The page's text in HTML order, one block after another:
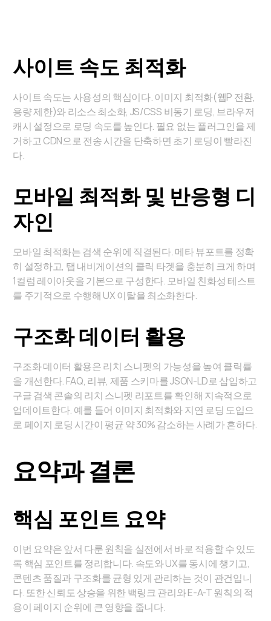
사이트 속도 최적화
사이트 속도는 사용성의 핵심이다. 이미지 최적화(웹P 전환,
용량 제한)와 리소스 최소화, JS/CSS 비동기 로딩, 브라우저
캐시 설정으로 로딩 속도를 높인다. 필요 없는 플러그인을 제
거하고 CDN으로 전송 시간을 단축하면 초기 로딩이 빨라진
다.
모바일 최적화 및 반응형 디
자인
모바일 최적화는 검색 순위에 직결된다. 메타 뷰포트를 정확
히 설정하고, 탭 내비게이션의 클릭 타겟을 충분히 크게 하며
1컬럼 레이아웃을 기본으로 구성한다. 모바일 친화성 테스트
를 주기적으로 수행해 UX 이탈을 최소화한다.
구조화 데이터 활용
구조화 데이터 활용은 리치 스니펫의 가능성을 높여 클릭률
을 개선한다. FAQ, 리뷰, 제품 스키마를 JSON-LD로 삽입하고
구글 검색 콘솔의 리치 스니펫 리포트를 확인해 지속적으로
업데이트한다. 예를 들어 이미지 최적화와 지연 로딩 도입으
로 페이지 로딩 시간이 평균 약 30% 감소하는 사례가 흔하다.
요약과 결론
핵심 포인트 요약
이번 요약은 앞서 다룬 원칙을 실전에서 바로 적용할 수 있도
록 핵심 포인트를 정리합니다. 속도와 UX를 동시에 챙기고,
콘텐츠 품질과 구조화를 균형 있게 관리하는 것이 관건입니
다. 또한 신뢰도 상승을 위한 백링크 관리와 E-A-T 원칙의 적
용이 페이지 순위에 큰 영향을 줍니다.